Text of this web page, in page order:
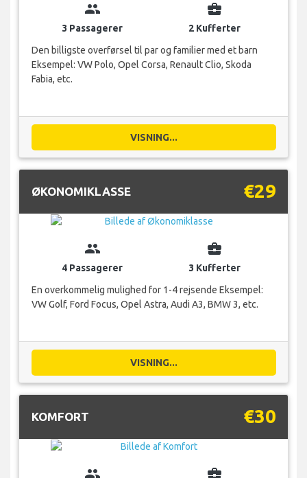
group
3 Passagerer
business_center
2 Kufferter
Den billigste overførsel til par og familier med et barn
Eksempel: VW Polo, Opel Corsa, Renault Clio, Skoda
Fabia, etc.
VISNING...
ØKONOMIKLASSE €29
group
4 Passagerer
business_center
3 Kufferter
En overkommelig mulighed for 1-4 rejsende Eksempel:
VW Golf, Ford Focus, Opel Astra, Audi A3, BMW 3, etc.
VISNING...
KOMFORT €30
group business_center